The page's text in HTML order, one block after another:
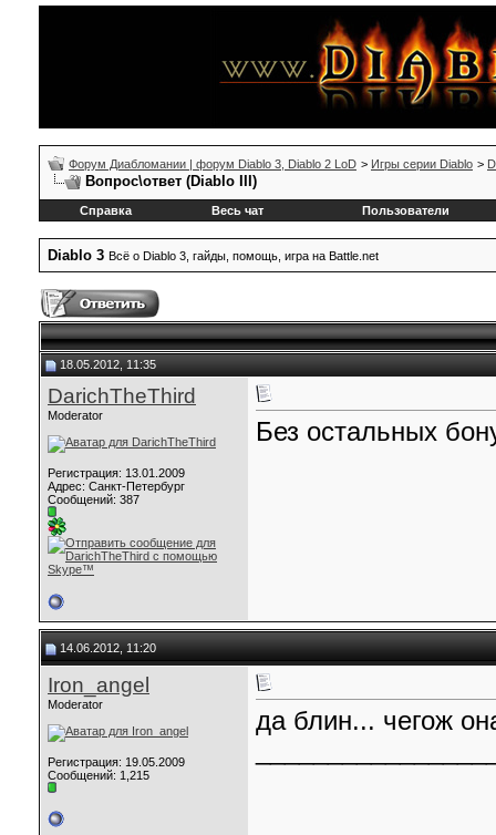
Форум Диабломании | форум Diablo 3, Diablo 2 LoD > Игры серии Diablo >
Вопрос\ответ (Diablo III)
Справка Весь чат Пользователи
Diablo 3 Всё о Diablo 3, гайды, помощь, игра на Battle.net
18.05.2012, 11:35
DarichTheThird
Moderator
Регистрация: 13.01.2009
Адрес: Санкт-Петербург
Сообщений: 387
Без остальных
14.06.2012, 11:20
Iron_angel
Moderator
Регистрация: 19.05.2009
Сообщений: 1,215
да блин... чегож